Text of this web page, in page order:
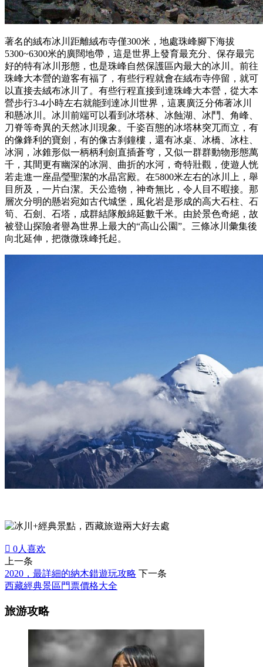
著名的絨布冰川距離絨布寺僅300米，地處珠峰腳下海拔
5300~6300米的廣闊地帶，這是世界上發育最充分、保存最完
好的特有冰川形態，也是珠峰自然保護區內最大的冰川。前往
珠峰大本營的遊客有福了，有些行程就會在絨布寺停留，就可
以直接去絨布冰川了。有些行程直接到達珠峰大本營，從大本
營步行3-4小時左右就能到達冰川世界，這裏廣泛分佈著冰川
和懸冰川。冰川前端可以看到冰塔林、冰蝕湖、冰鬥、角峰、
刀脊等奇異的天然冰川現象。千姿百態的冰塔林突兀而立，有
的像鋒利的寶劍，有的像古刹鐘樓，還有冰桌、冰橋、冰柱、
冰洞，冰錐形似一柄柄利劍直插蒼穹，又似一群群動物形態萬
千，其間更有幽深的冰洞、曲折的水河，奇特壯觀，使遊人恍
若走進一座晶瑩聖潔的水晶宮殿。在5800米左右的冰川上，舉
目所及，一片白潔。天公造物，神奇無比，令人目不暇接。那
層次分明的懸岩宛如古代城堡，風化岩是形成的高大石柱、石
筍、石劍、石塔，成群結隊般綿延數千米。由於景色奇絕，故
被登山探險者譽為世界上最大的“高山公園”。三條冰川彙集後
向北延伸，把微微珠峰托起。
 0人喜欢
上一条
2020，最詳細的納木錯遊玩攻略 下一条
西藏經典景區門票價格大全
旅游攻略